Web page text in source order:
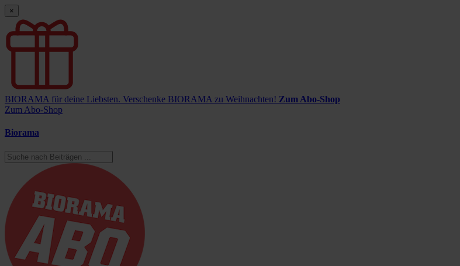
×
BIORAMA für deine Liebsten. Verschenke BIORAMA zu Weihnachten! Zum Abo-Shop
Zum Abo-Shop
Biorama